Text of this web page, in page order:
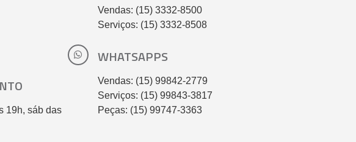
19h, sáb das
Vendas: (15) 3332-8500
Serviços: (15) 3332-8508
WHATSAPPS
Vendas: (15) 99842-2779
Serviços: (15) 99843-3817
Peças: (15) 99747-3363